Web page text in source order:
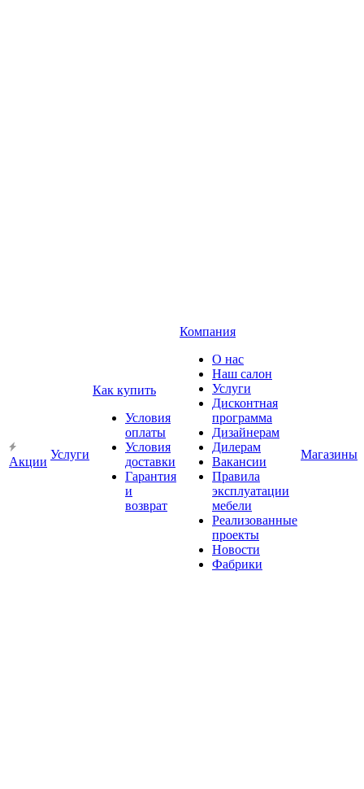
Акции
Услуги
Как купить
Условия
оплаты
Условия
доставки
Гарантия
и
возврат
Компания
О нас
Наш салон
Услуги
Дисконтная
программа
Дизайнерам
Дилерам
Вакансии
Правила
эксплуатации
мебели
Реализованные
проекты
Новости
Фабрики
Магазины